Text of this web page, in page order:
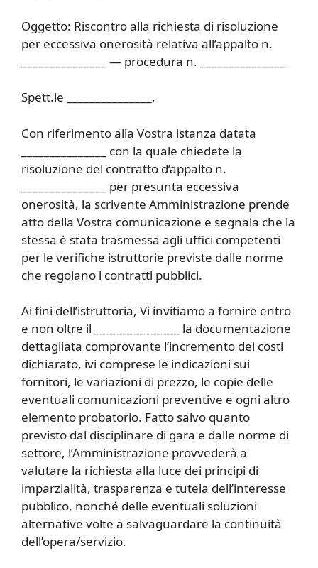
Oggetto: Riscontro alla richiesta di risoluzione
per eccessiva onerosità relativa all’appalto n.
_______________ — procedura n. _______________
Spett.le _______________,
Con riferimento alla Vostra istanza datata
_______________ con la quale chiedete la
risoluzione del contratto d’appalto n.
_______________ per presunta eccessiva
onerosità, la scrivente Amministrazione prende
atto della Vostra comunicazione e segnala che la
stessa è stata trasmessa agli uffici competenti
per le verifiche istruttorie previste dalle norme
che regolano i contratti pubblici.
Ai fini dell’istruttoria, Vi invitiamo a fornire entro
e non oltre il _______________ la documentazione
dettagliata comprovante l’incremento dei costi
dichiarato, ivi comprese le indicazioni sui
fornitori, le variazioni di prezzo, le copie delle
eventuali comunicazioni preventive e ogni altro
elemento probatorio. Fatto salvo quanto
previsto dal disciplinare di gara e dalle norme di
settore, l’Amministrazione provvederà a
valutare la richiesta alla luce dei principi di
imparzialità, trasparenza e tutela dell’interesse
pubblico, nonché delle eventuali soluzioni
alternative volte a salvaguardare la continuità
dell’opera/servizio.